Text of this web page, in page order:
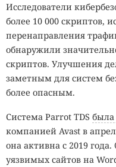
Исследователи
более 10 000 скриптов,
перенаправления
обнаружили
скриптов. Улучшения
заметным для систем
более опасным.
Система Parrot TDS была
компанией Avast в
она активна с 2019
уязвимых сайтов на